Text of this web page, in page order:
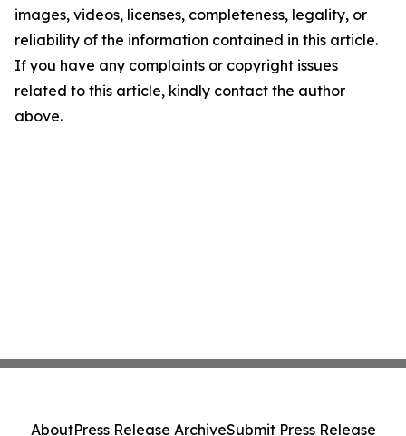
images, videos, licenses, completeness, legality, or
reliability of the information contained in this article.
If you have any complaints or copyright issues
related to this article, kindly contact the author
above.
AboutPress Release ArchiveSubmit Press Release